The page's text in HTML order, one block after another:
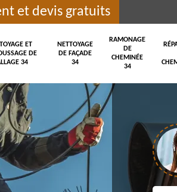
et devis gratuits
ET
DE
34
NETTOYAGE
DE FAÇADE
34
RAMONAGE
DE
CHEMINÉE
34